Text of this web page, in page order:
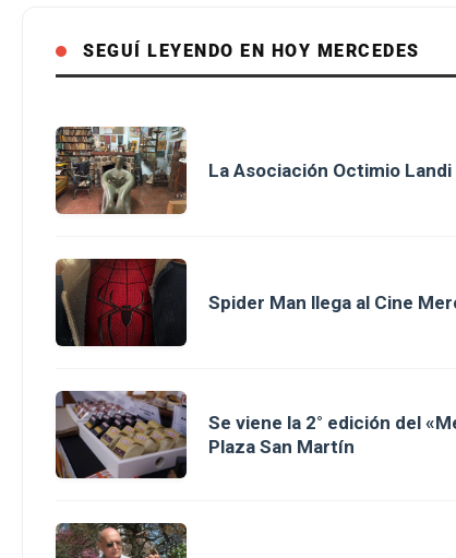
SEGUÍ LEYENDO EN HOY MERCEDES
La Asociación Octimio
Spider Man llega al Cine
Se viene la 2° edición del
Plaza San Martín